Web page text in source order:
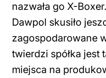
nazwała go X-Boxer.
Dawpol skusiło
zagospodarowane
twierdzi spółka jest
miejsca na